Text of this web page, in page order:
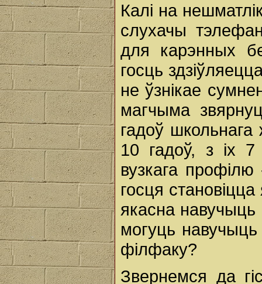
Калі на
слухачы
для карэнных
госць
не ўзнікае
магчыма
гадоў
10 гадоў, з іх
вузкага профілю
госця
якасна
могуць
філфаку?
Звернемся да